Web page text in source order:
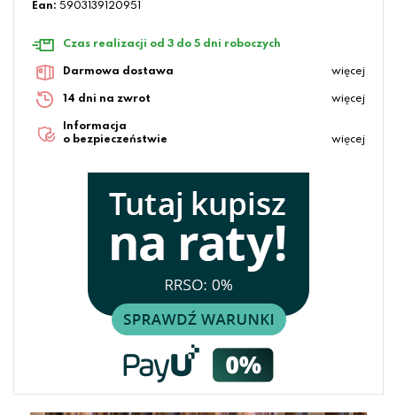
Ean: 5903139120951
Czas realizacji od 3 do 5 dni roboczych
Darmowa dostawa więcej
14 dni na zwrot więcej
Informacja
o bezpieczeństwie
więcej